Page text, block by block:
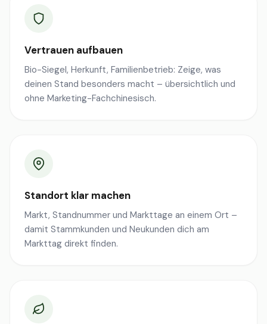
Vertrauen aufbauen
Bio-Siegel, Herkunft, Familienbetrieb: Zeige, was
deinen Stand besonders macht – übersichtlich und
ohne Marketing-Fachchinesisch.
Standort klar machen
Markt, Standnummer und Markttage an einem Ort –
damit Stammkunden und Neukunden dich am
Markttag direkt finden.